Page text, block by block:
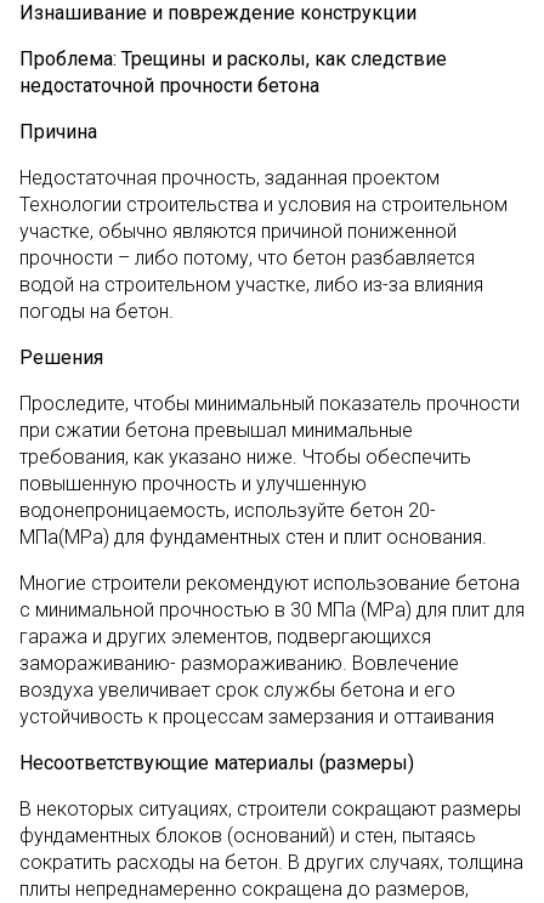
Изнашивание и повреждение конструкции
Проблема: Трещины и расколы, как следствие
недостаточной прочности бетона
Причина
Недостаточная прочность, заданная проектом
Технологии строительства и условия на строительном
участке, обычно являются причиной пониженной
прочности – либо потому, что бетон разбавляется
водой на строительном участке, либо из-за влияния
погоды на бетон.
Решения
Проследите, чтобы минимальный показатель прочности
при сжатии бетона превышал минимальные
требования, как указано ниже. Чтобы обеспечить
повышенную прочность и улучшенную
водонепроницаемость, используйте бетон 20-
МПа(MPa) для фундаментных стен и плит основания.
Многие строители рекомендуют использование бетона
с минимальной прочностью в 30 МПа (MPa) для плит для
гаража и других элементов, подвергающихся
замораживанию- размораживанию. Вовлечение
воздуха увеличивает срок службы бетона и его
устойчивость к процессам замерзания и оттаивания
Несоответствующие материалы (размеры)
В некоторых ситуациях, строители сокращают размеры
фундаментных блоков (оснований) и стен, пытаясь
сократить расходы на бетон. В других случаях, толщина
плиты непреднамеренно сокращена до размеров,